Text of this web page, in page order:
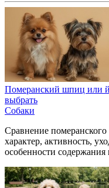
Померанский шпиц или
выбрать
Собаки
Сравнение
характер, активность,
особенности содержания